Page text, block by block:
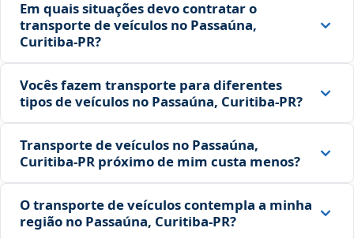
Em quais situações devo contratar o
transporte de veículos no Passaúna,
Curitiba‑PR?
Vocês fazem transporte para diferentes
tipos de veículos no Passaúna, Curitiba‑PR?
Transporte de veículos no Passaúna,
Curitiba‑PR próximo de mim custa menos?
O transporte de veículos contempla a minha
região no Passaúna, Curitiba‑PR?